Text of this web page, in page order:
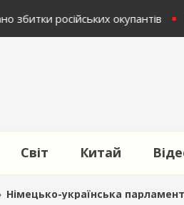
збитки російських окупантів
Світ Китай
Німецько-українська парламентська